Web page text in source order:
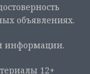
объявлениях.
информации.
12+